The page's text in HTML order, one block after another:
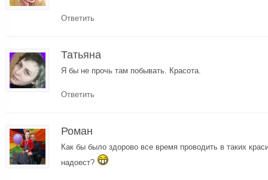
Ответить
Татьяна
Я бы не прочь там побывать. Красота.
Ответить
Роман
Как бы было здорово все время проводить в таких
надоест?